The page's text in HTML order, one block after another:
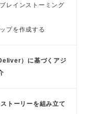
レインストーミング
プを作成する
）に基づくアジ
トーリーを組み立て